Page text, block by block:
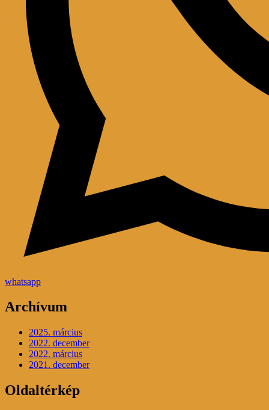
whatsapp
Archívum
2025. március
2022. december
2022. március
2021. december
Oldaltérkép